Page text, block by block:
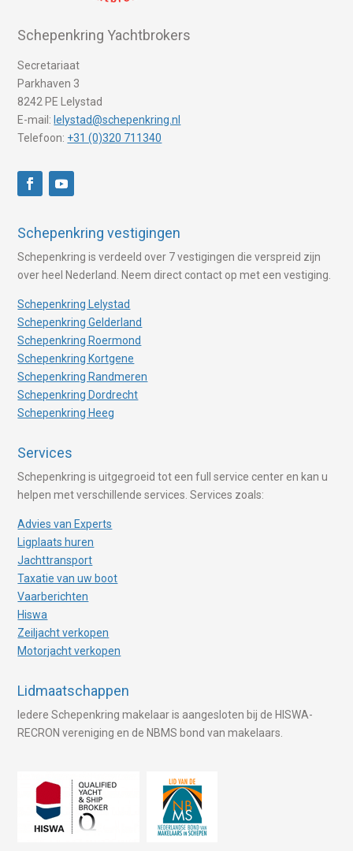
Schepenkring Yachtbrokers
Secretariaat
Parkhaven 3
8242 PE Lelystad
E-mail: lelystad@schepenkring.nl
Telefoon: +31 (0)320 711340
Schepenkring vestigingen
Schepenkring is verdeeld over 7 vestigingen die verspreid zijn
over heel Nederland. Neem direct contact op met een vestiging.
Schepenkring Lelystad
Schepenkring Gelderland
Schepenkring Roermond
Schepenkring Kortgene
Schepenkring Randmeren
Schepenkring Dordrecht
Schepenkring Heeg
Services
Schepenkring is uitgegroeid tot een full service center en kan u
helpen met verschillende services. Services zoals:
Advies van Experts
Ligplaats huren
Jachttransport
Taxatie van uw boot
Vaarberichten
Hiswa
Zeiljacht verkopen
Motorjacht verkopen
Lidmaatschappen
Iedere Schepenkring makelaar is aangesloten bij de HISWA-
RECRON vereniging en de NBMS bond van makelaars.